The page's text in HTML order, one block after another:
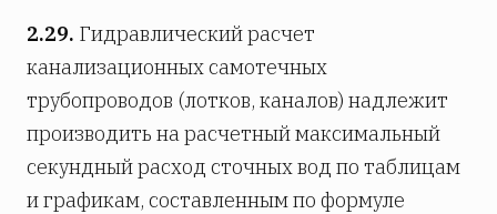
2.29. Гидравлический расчет
канализационных самотечных
трубопроводов (лотков, каналов) надлежит
производить на расчетный максимальный
секундный расход сточных вод по таблицам
и графикам, составленным по формуле